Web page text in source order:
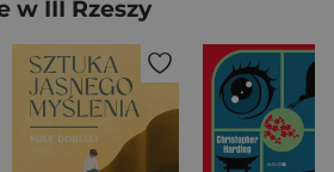
w III Rzeszy